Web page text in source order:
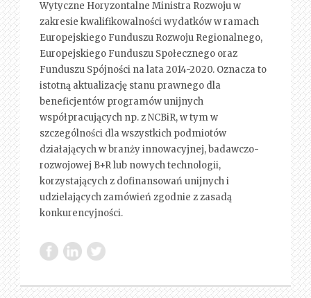
Wytyczne Horyzontalne Ministra Rozwoju w
zakresie kwalifikowalności wydatków w ramach
Europejskiego Funduszu Rozwoju Regionalnego,
Europejskiego Funduszu Społecznego oraz
Funduszu Spójności na lata 2014-2020. Oznacza to
istotną aktualizację stanu prawnego dla
beneficjentów programów unijnych
współpracujących np. z NCBiR, w tym w
szczególności dla wszystkich podmiotów
działających w branży innowacyjnej, badawczo-
rozwojowej B+R lub nowych technologii,
korzystających z dofinansowań unijnych i
udzielających zamówień zgodnie z zasadą
konkurencyjności.